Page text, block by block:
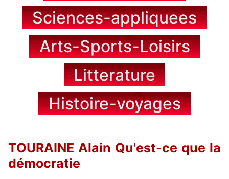
Sciences-appliquees
Arts-Sports-Loisirs
Litterature
Histoire-voyages
TOURAINE Alain Qu'est-ce que la
démocratie